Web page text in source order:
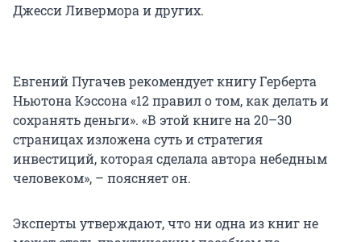
Джесси Ливермора и других.
Евгений Пугачев рекомендует книгу Герберта
Ньютона Кэссона «12 правил о том, как делать и
сохранять деньги». «В этой книге на 20–30
страницах изложена суть и стратегия
инвестиций, которая сделала автора небедным
человеком», – поясняет он.
Эксперты утверждают, что ни одна из книг не